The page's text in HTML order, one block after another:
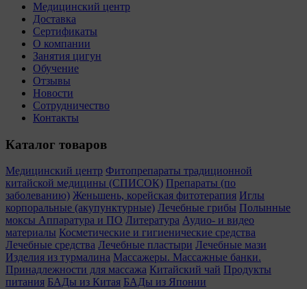
Медицинский центр
Доставка
Сертификаты
О компании
Занятия цигун
Обучение
Отзывы
Новости
Сотрудничество
Контакты
Каталог товаров
Медицинский центр Фитопрепараты традиционной
китайской медицины (СПИСОК) Препараты (по
заболеванию) Женьшень, корейская фитотерапия Иглы
корпоральные (акупунктурные) Лечебные грибы Полынные
моксы Аппаратура и ПО Литература Аудио- и видео
материалы Косметические и гигиенические средства
Лечебные средства Лечебные пластыри Лечебные мази
Изделия из турмалина Массажеры. Массажные банки.
Принадлежности для массажа Китайский чай Продукты
питания БАДы из Китая БАДы из Японии